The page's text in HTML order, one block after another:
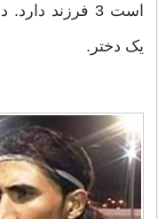
است 3 فرزند
یک دختر.